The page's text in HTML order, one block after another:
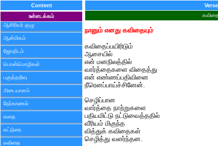
Content
உள்ளடக்கம்
ஆசிரியர் குழு
ஆன்மிகம்
ஜோதிடம்
பொன்மொழிகள்
பகுத்தறிவு
அடையாளம்
நேர்காணல்
கதை
கட்டுரை
கவிதை
Verse
நானும் எனது கவிதையும்
கவிதைப்பயிரிடும்
ஆசையில்
என் மனநிலத்தில்
வார்த்தைகளை விதைத்து
என் எண்ணப்பதிவினை
நீரெனப்பாய்ச்சினேன்.
செழிப்பான
வார்த்தை நாற்றுகளை
பதியமிட்டு நட்டுவைத்ததில்
வீரியம் மிகுந்த
வித்துக் கவிதைகள்
செழித்து வளர்ந்தன.